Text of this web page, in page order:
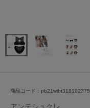
商品コード：pb21wibt318102375